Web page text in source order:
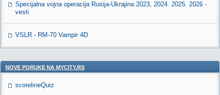
Specijalna vojna operacija Rusija-Ukrajina 2023, 2024. 2025. 2026 -
vesti
VSLR - RM-70 Vampir 4D
NOVE PORUKE NA MYCITY.RS
scorelineQuiz